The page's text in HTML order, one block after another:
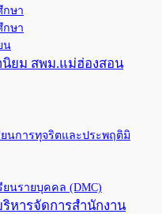
กษา
กษา
น
ยม สพม.แม่ฮ่องสอน
ยนการทุจริตและประพฤติมิ
นรายบุคคล (DMC)
หารจัดการสำนักงาน